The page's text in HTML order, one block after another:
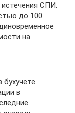
СПИ.
до 100
на
в